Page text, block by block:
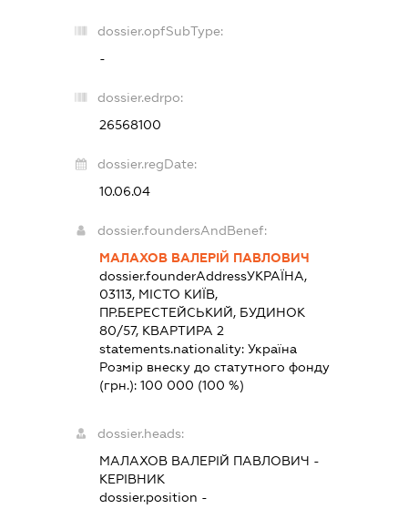
dossier.opfSubType:
-
dossier.edrpo:
26568100
dossier.regDate:
10.06.04
dossier.foundersAndBenef:
МАЛАХОВ ВАЛЕРІЙ ПАВЛОВИЧ
dossier.founderAddressУКРАЇНА,
03113, МІСТО КИЇВ,
ПР.БЕРЕСТЕЙСЬКИЙ, БУДИНОК
80/57, КВАРТИРА 2
statements.nationality:Україна
Розмір внеску до статутного фонду
(грн.):100 000 (100 %)
dossier.heads:
МАЛАХОВ ВАЛЕРІЙ ПАВЛОВИЧ -
КЕРІВНИК
dossier.position -